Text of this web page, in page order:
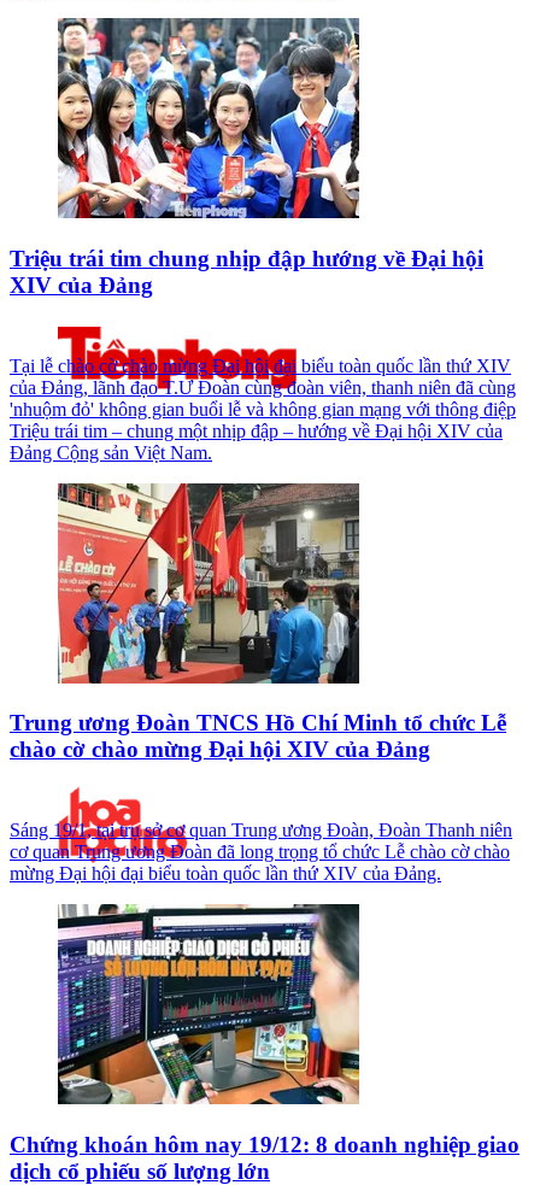
Triệu trái tim chung nhịp đập hướng về Đại hội
XIV của Đảng
Tại lễ chào cờ chào mừng Đại hội đại biểu toàn quốc lần thứ XIV
của Đảng, lãnh đạo T.Ư Đoàn cùng đoàn viên, thanh niên đã cùng
'nhuộm đỏ' không gian buổi lễ và không gian mạng với thông điệp
Triệu trái tim – chung một nhịp đập – hướng về Đại hội XIV của
Đảng Cộng sản Việt Nam.
Trung ương Đoàn TNCS Hồ Chí Minh tổ chức Lễ
chào cờ chào mừng Đại hội XIV của Đảng
Sáng 19/1, tại trụ sở cơ quan Trung ương Đoàn, Đoàn Thanh niên
cơ quan Trung ương Đoàn đã long trọng tổ chức Lễ chào cờ chào
mừng Đại hội đại biểu toàn quốc lần thứ XIV của Đảng.
Chứng khoán hôm nay 19/12: 8 doanh nghiệp giao
dịch cổ phiếu số lượng lớn